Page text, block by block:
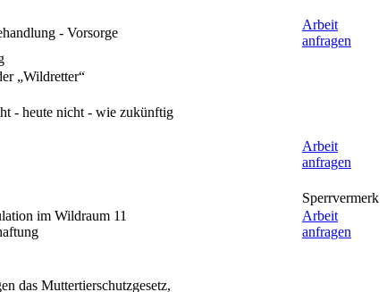
- Vorsorge
Arbeit
anfragen
„Wildretter“
- heute nicht - wie zukünftig
Arbeit
anfragen
Sperrvermerk
im Wildraum 11
Arbeit
anfragen
das Muttertierschutzgesetz,